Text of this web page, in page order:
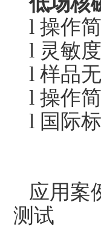
l 操作
l 灵敏
l 样品
l 操作
l 国际
应用案
测试